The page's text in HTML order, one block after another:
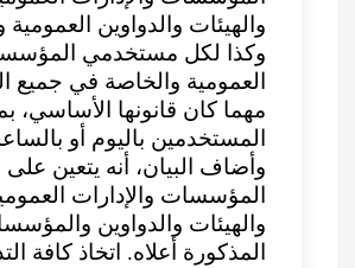
والهيئات والدواوين
وكذا لكل مستخدمي
العمومية والخاصة في جميع
مهما كان قانونها الأساسي،
المستخدمين باليوم أو
وأضاف البيان، أنه يتعين على
المؤسسات والإدارات
والهيئات والدواوين
المذكورة أعلاه. اتخاذ كافة